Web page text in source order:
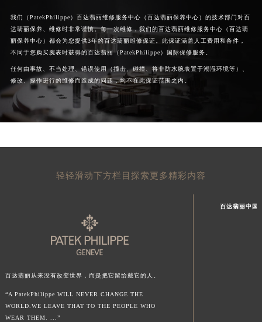
我们（PatekPhilippe）百达翡丽维修服务中心（百达翡丽保养中心）的技术部门对百
达翡丽保养、维修时非常谨慎。每一次维修，我们的百达翡丽维修服务中心（百达翡
丽保养中心）都会为您提供3年的百达翡丽维修保证。此保证涵盖人工费用和备件，
不同于您购买腕表时获得的百达翡丽（PatekPhilippe）国际保修服务。
任何由事故、不当处理、错误使用（撞击、碰撞、将非防水腕表置于潮湿环境等）、
修改、操作进行的维修而造成的问题，均不在此保证范围之内。
轻轻滑动下方栏目探索更多精彩内容
百达翡丽从来没有改变世界，而是把它留给戴它的人。
“A PatekPhilippe WILL NEVER CHANGE THE
WORLD.WE LEAVE THAT TO THE PEOPLE WHO
WEAR THEM. ...”
百达翡丽中国